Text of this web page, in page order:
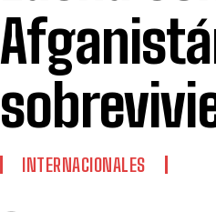
INTERNACIONALES